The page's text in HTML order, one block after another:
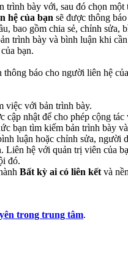
bày với, sau đó chọn một
hệ của bạn sẽ được thông
bao gồm chia sẻ, chỉnh sửa,
trình bày và bình luận khi
bạn.
báo cho người liên hệ
việc với bản trình bày.
nhật để cho phép cộng
bạn tìm kiếm bản trình bày
luận hoặc chỉnh sửa, người
hệ với quản trị viên của
đó.
Bất kỳ ai có liên kết và
trong trung tâm.